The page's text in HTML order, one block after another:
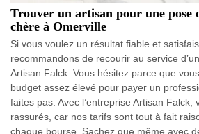
Trouver un artisan pour une pose
chère à Omerville
Si vous voulez un résultat fiable et
recommandons de recourir au service
Artisan Falck. Vous hésitez parce que
budget assez élevé pour payer un
faites pas. Avec l’entreprise Artisan Falck,
rassurés, car nos tarifs sont tout à fait
chaque bourse. Sachez que même avec